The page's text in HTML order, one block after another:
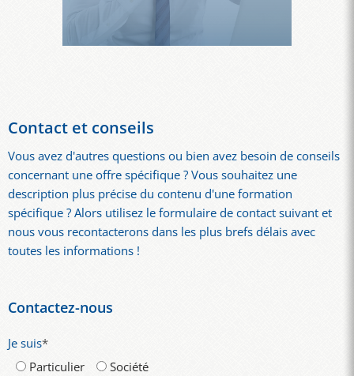
Contact et conseils
Vous avez d'autres questions ou bien avez besoin de conseils
concernant une offre spécifique ? Vous souhaitez une
description plus précise du contenu d'une formation
spécifique ? Alors utilisez le formulaire de contact suivant et
nous vous recontacterons dans les plus brefs délais avec
toutes les informations !
Contactez-nous
Je suis*
Particulier
Société